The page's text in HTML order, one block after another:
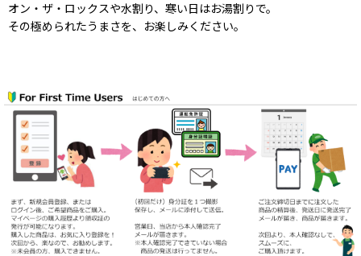
オン・ザ・ロックスや水割り、寒い日はお湯割りで。
その極められたうまさを、お楽しみください。